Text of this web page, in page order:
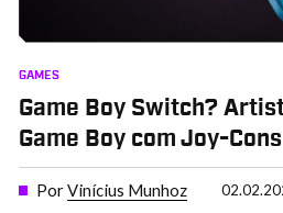
GAMES
Game Boy Switch?
Game Boy com Joy-Cons
PorVinícius Munhoz